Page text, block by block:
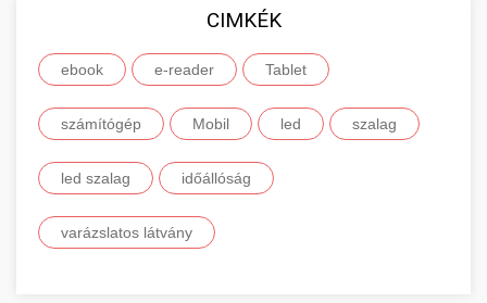
CIMKÉK
ebook e-reader Tablet
számítógép Mobil led szalag
led szalag időállóság
varázslatos látvány